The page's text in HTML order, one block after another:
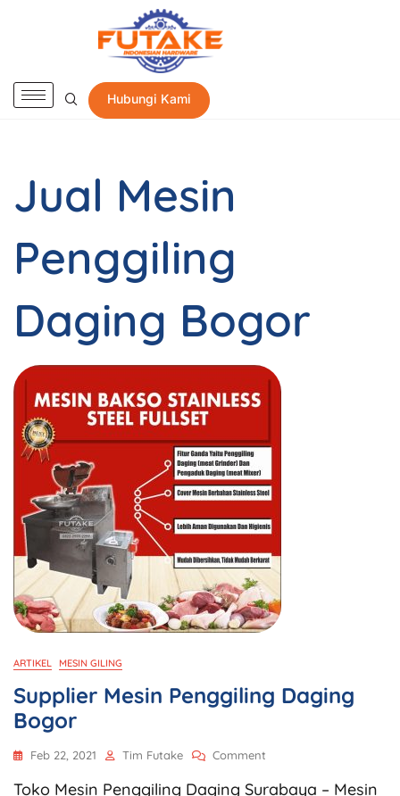
Hubungi Kami
Jual Mesin
Penggiling
Daging Bogor
ARTIKEL MESIN GILING
Supplier Mesin Penggiling Daging
Bogor
Feb 22, 2021 Tim Futake Comment
Toko Mesin Penggiling Daging Surabaya – Mesin